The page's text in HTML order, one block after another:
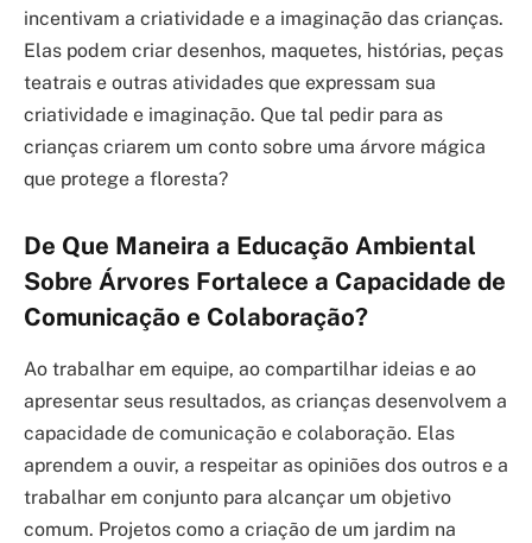
incentivam a criatividade e a imaginação das crianças.
Elas podem criar desenhos, maquetes, histórias, peças
teatrais e outras atividades que expressam sua
criatividade e imaginação. Que tal pedir para as
crianças criarem um conto sobre uma árvore mágica
que protege a floresta?
De Que Maneira a Educação Ambiental
Sobre Árvores Fortalece a Capacidade de
Comunicação e Colaboração?
Ao trabalhar em equipe, ao compartilhar ideias e ao
apresentar seus resultados, as crianças desenvolvem a
capacidade de comunicação e colaboração. Elas
aprendem a ouvir, a respeitar as opiniões dos outros e a
trabalhar em conjunto para alcançar um objetivo
comum. Projetos como a criação de um jardim na